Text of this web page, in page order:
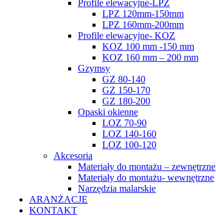
Profile elewacyjne-LPZ
LPZ 120mm-150mm
LPZ 160mm-200mm
Profile elewacyjne- KOZ
KOZ 100 mm -150 mm
KOZ 160 mm – 200 mm
Gzymsy
GZ 80-140
GZ 150-170
GZ 180-200
Opaski okienne
LOZ 70-90
LOZ 140-160
LOZ 100-120
Akcesoria
Materiały do montażu – zewnętrzne
Materiały do montażu- wewnętrzne
Narzędzia malarskie
ARANŻACJE
KONTAKT